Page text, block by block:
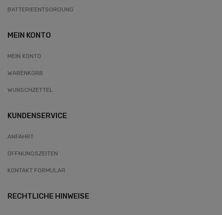
BATTERIEENTSORGUNG
MEIN KONTO
MEIN KONTO
WARENKORB
WUNSCHZETTEL
KUNDENSERVICE
ANFAHRT
ÖFFNUNGSZEITEN
KONTAKT FORMULAR
RECHTLICHE HINWEISE